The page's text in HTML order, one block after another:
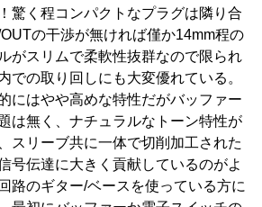
驚く程コンパクトなプラグは隣り合
の干渉が無ければ僅か14mm程の
がスリムで柔軟性抜群なので限られ
での取り回しにも大変優れている。
にはやや高めな特性だがバッファー
は無く、ナチュラルなトーン特性が
スリーブ共に一体で切削加工された
号伝達に大きく貢献しているのがよ
路のギター/ベースを使っている方に